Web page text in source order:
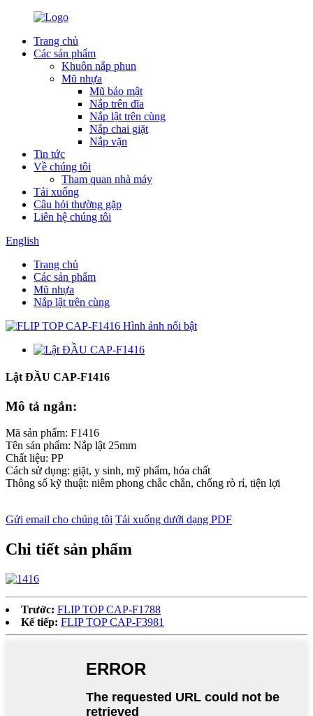
Trang chủ
Các sản phẩm
Khuôn nắp phun
Mũ nhựa
Mũ bảo mật
Nắp trên đĩa
Nắp lật trên cùng
Nắp chai giặt
Nắp vặn
Tin tức
Về chúng tôi
Tham quan nhà máy
Tải xuống
Câu hỏi thường gặp
Liên hệ chúng tôi
English
Trang chủ
Các sản phẩm
Mũ nhựa
Nắp lật trên cùng
Lật ĐẦU CAP-F1416
Mô tả ngắn:
Mã sản phẩm: F1416
Tên sản phẩm: Nắp lật 25mm
Chất liệu: PP
Cách sử dụng: giặt, y sinh, mỹ phẩm, hóa chất
Thông số kỹ thuật: niêm phong chắc chắn, chống rò rỉ, tiện lợi
Gửi email cho chúng tôi Tải xuống dưới dạng PDF
Chi tiết sản phẩm
Trước: FLIP TOP CAP-F1788
Kế tiếp: FLIP TOP CAP-F3981